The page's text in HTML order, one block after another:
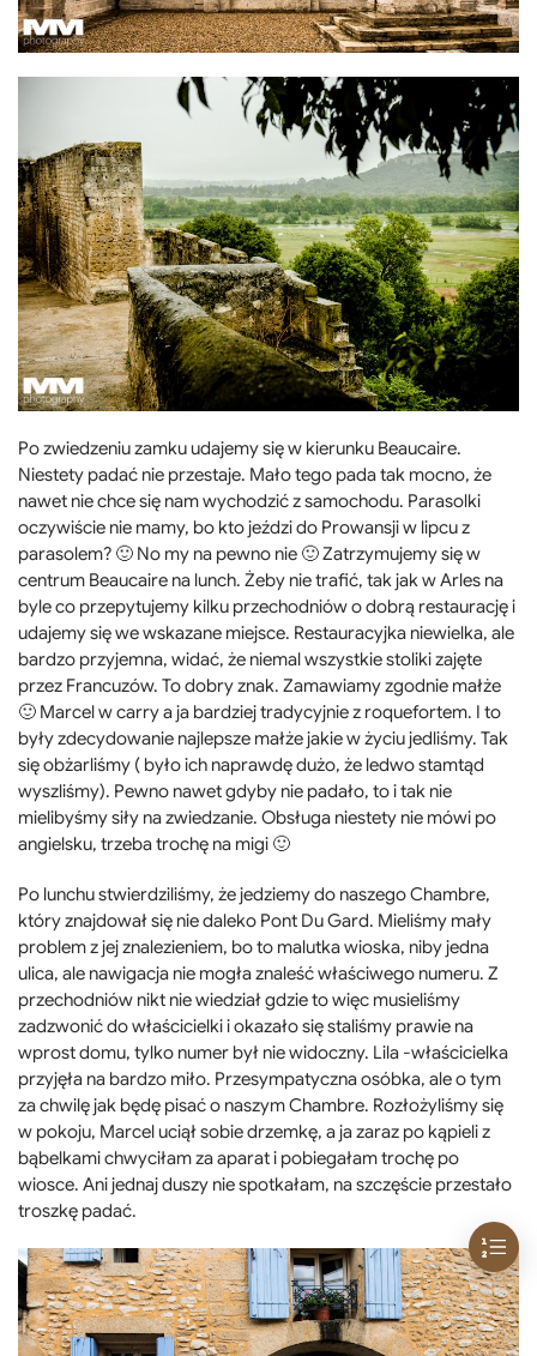
Po zwiedzeniu zamku udajemy się w kierunku Beaucaire.
Niestety padać nie przestaje. Mało tego pada tak mocno, że
nawet nie chce się nam wychodzić z samochodu. Parasolki
oczywiście nie mamy, bo kto jeździ do Prowansji w lipcu z
parasolem? 🙂 No my na pewno nie 🙂 Zatrzymujemy się w
centrum Beaucaire na lunch. Żeby nie trafić, tak jak w Arles na
byle co przepytujemy kilku przechodniów o dobrą restaurację i
udajemy się we wskazane miejsce. Restauracyjka niewielka, ale
bardzo przyjemna, widać, że niemal wszystkie stoliki zajęte
przez Francuzów. To dobry znak. Zamawiamy zgodnie małże
🙂 Marcel w carry a ja bardziej tradycyjnie z roquefortem. I to
były zdecydowanie najlepsze małże jakie w życiu jedliśmy. Tak
się obżarliśmy ( było ich naprawdę dużo, że ledwo stamtąd
wyszliśmy). Pewno nawet gdyby nie padało, to i tak nie
mielibyśmy siły na zwiedzanie. Obsługa niestety nie mówi po
angielsku, trzeba trochę na migi 🙂
Po lunchu stwierdziliśmy, że jedziemy do naszego Chambre,
który znajdował się nie daleko Pont Du Gard. Mieliśmy mały
problem z jej znalezieniem, bo to malutka wioska, niby jedna
ulica, ale nawigacja nie mogła znaleść właściwego numeru. Z
przechodniów nikt nie wiedział gdzie to więc musieliśmy
zadzwonić do właścicielki i okazało się staliśmy prawie na
wprost domu, tylko numer był nie widoczny. Lila -właścicielka
przyjęła na bardzo miło. Przesympatyczna osóbka, ale o tym
za chwilę jak będę pisać o naszym Chambre. Rozłożyliśmy się
w pokoju, Marcel uciął sobie drzemkę, a ja zaraz po kąpieli z
bąbelkami chwyciłam za aparat i pobiegałam trochę po
wiosce. Ani jednaj duszy nie spotkałam, na szczęście przestało
troszkę padać.